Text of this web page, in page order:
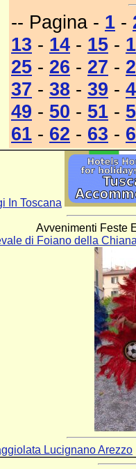
-- Pagina - 1 -
13 - 14 - 15 -
25 - 26 - 27 -
37 - 38 - 39 -
49 - 50 - 51 -
61 - 62 - 63 -
In Toscana
Avvenimenti Feste
di Foiano della
Lucignano Arezzo